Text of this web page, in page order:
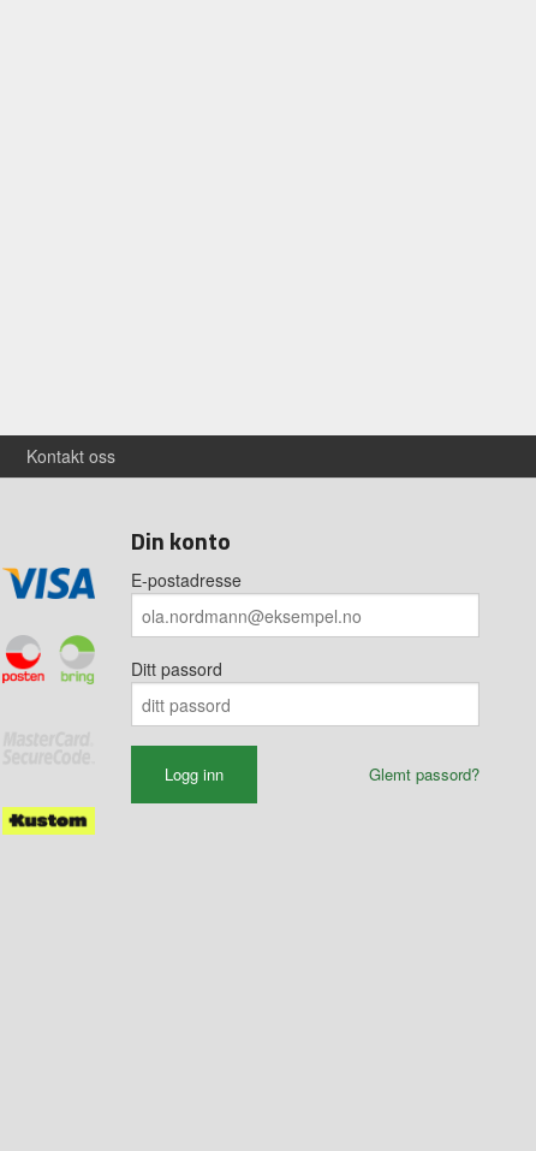
Kontakt oss
Din konto
E-postadresse
Ditt passord
Glemt passord?